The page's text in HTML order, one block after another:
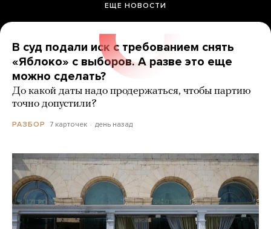
ЕЩЕ НОВОСТИ
В суд подали иск с требованием снять
«Яблоко» с выборов. А разве это еще
можно сделать?
До какой даты надо продержаться, чтобы партию
точно допустили?
РАЗБОР 7 карточек день назад